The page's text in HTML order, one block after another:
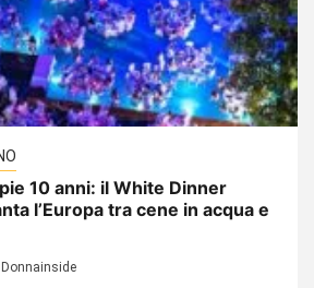
10 anni: il White Dinner
l’Europa tra cene in acqua e
Donnainside